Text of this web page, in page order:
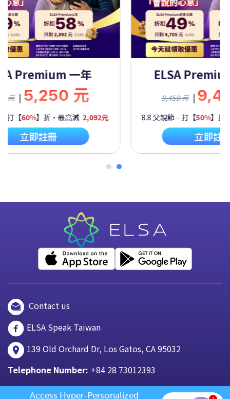
一年
元
】折，最高減 2,092元
即註冊
ELSA Premium 終
9,450 元 |9,450
8.8 父親節 – 打【50%】折，最高
立即註冊
Contact us
ELSA Speak Taiwan
139 Old Orchard Dr, Los Gatos, CA 95032
Telephone Number: +84 28 73012393
Access Hyper-Personalized